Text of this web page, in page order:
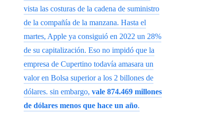
vista las costuras de la cadena de suministro
de la compañía de la manzana. Hasta el
martes, Apple ya consiguió en 2022 un 28%
de su capitalización. Eso no impidó que la
empresa de Cupertino todavía amasara un
valor en Bolsa superior a los 2 billones de
dólares. sin embargo, vale 874.469 millones
de dólares menos que hace un año.